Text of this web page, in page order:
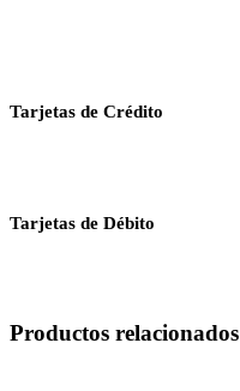
Tarjetas de Crédito
Tarjetas de Débito
Productos relacionados